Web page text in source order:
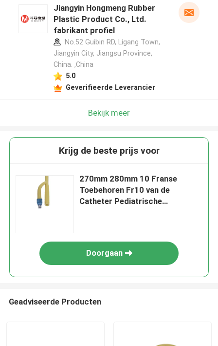
Jiangyin Hongmeng Rubber
Plastic Product Co., Ltd.
fabrikant profiel
No.52 Guibin RD, Ligang Town,
Jiangyin City, Jiangsu Province,
China. ,China
5.0
Geverifieerde Leverancier
Bekijk meer
Krijg de beste prijs voor
270mm 280mm 10 Franse
Toebehoren Fr10 van de
Catheter Pediatrische
Doorgaan
Geadviseerde Producten